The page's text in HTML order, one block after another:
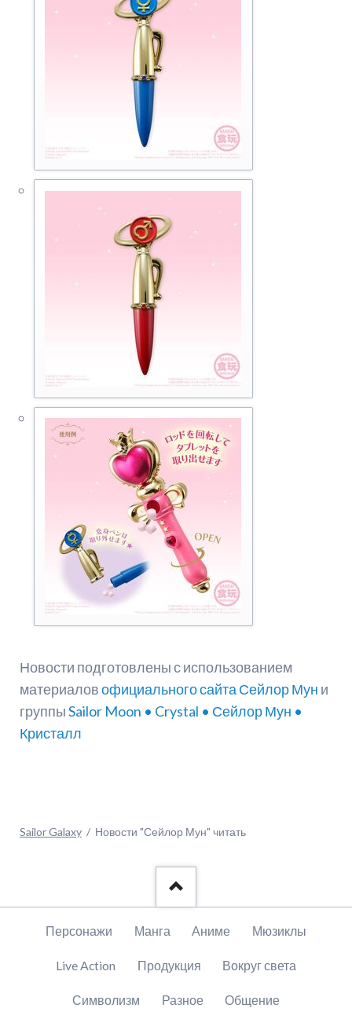
Новости подготовлены с использованием
материаловофициального сайта Сейлор Мун и
группыSailor Moon • Crystal • Сейлор Мун •
Кристалл
Sailor Galaxy Новости "Сейлор Мун" читать
Пропустить
Персонажи Манга Аниме Мюзиклы
Live Action Продукция Вокруг света
Символизм Разное Общение